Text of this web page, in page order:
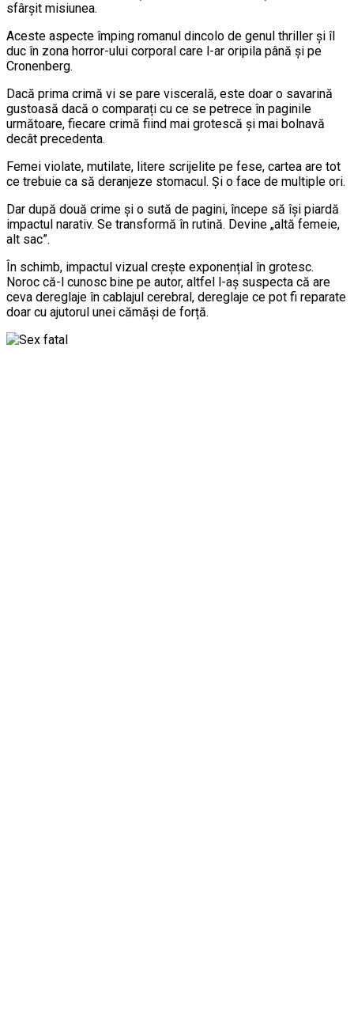
sfârșit misiunea.
Aceste aspecte împing romanul dincolo de genul thriller și îl
duc în zona horror-ului corporal care l-ar oripila până și pe
Cronenberg.
Dacă prima crimă vi se pare viscerală, este doar o savarină
gustoasă dacă o comparați cu ce se petrece în paginile
următoare, fiecare crimă fiind mai grotescă și mai bolnavă
decât precedenta.
Femei violate, mutilate, litere scrijelite pe fese, cartea are tot
ce trebuie ca să deranjeze stomacul. Și o face de multiple ori.
Dar după două crime și o sută de pagini, începe să își piardă
impactul narativ. Se transformă în rutină. Devine „altă femeie,
alt sac”.
În schimb, impactul vizual crește exponențial în grotesc.
Noroc că-l cunosc bine pe autor, altfel l-aș suspecta că are
ceva dereglaje în cablajul cerebral, dereglaje ce pot fi reparate
doar cu ajutorul unei cămăși de forță.